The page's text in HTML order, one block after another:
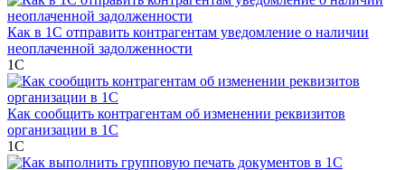
Как в 1С отправить контрагентам уведомление о наличии
неоплаченной задолженности
1С
Как сообщить контрагентам об изменении реквизитов
организации в 1C
1С